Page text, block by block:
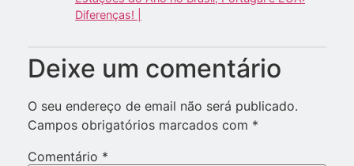
Diferenças! |
Deixe um comentário
O seu endereço de email não será publicado.
Campos obrigatórios marcados com *
Comentário *